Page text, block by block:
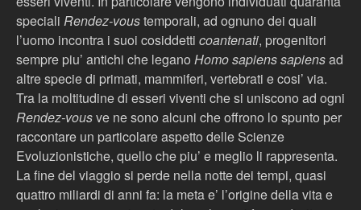
speciali Rendez-voustemporali, ad ognuno dei quali
l’uomo incontra i suoi cosiddetti coantenati, progenitori
sempre piu’ antichi che legano Homo sapiens sapiensad
altre specie di primati, mammiferi, vertebrati e cosi’ via.
Tra la moltitudine di esseri viventi che si uniscono ad ogni
Rendez-vousve ne sono alcuni che offrono lo spunto per
raccontare un particolare aspetto delle Scienze
Evoluzionistiche, quello che piu’ e meglio li rappresenta.
La fine del viaggio si perde nella notte dei tempi, quasi
quattro miliardi di anni fa: la meta e’ l’origine della vita e